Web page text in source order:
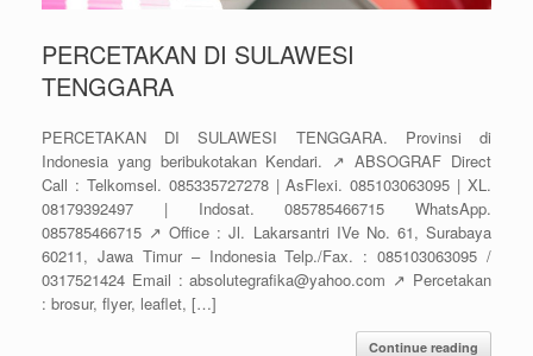
PERCETAKAN DI SULAWESI
TENGGARA
PERCETAKAN DI SULAWESI TENGGARA. Provinsi di
Indonesia yang beribukotakan Kendari. ↗️ ABSOGRAF Direct
Call : Telkomsel. 085335727278 | AsFlexi. 085103063095 | XL.
08179392497 | Indosat. 085785466715 WhatsApp.
085785466715 ↗️ Office : Jl. Lakarsantri IVe No. 61, Surabaya
60211, Jawa Timur – Indonesia Telp./Fax. : 085103063095 /
0317521424 Email : absolutegrafika@yahoo.com ↗️ Percetakan
: brosur, flyer, leaflet, […]
Continue reading